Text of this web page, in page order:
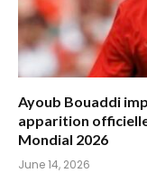
Ayoub Bouaddi
apparition
Mondial 2026
June 14, 2026